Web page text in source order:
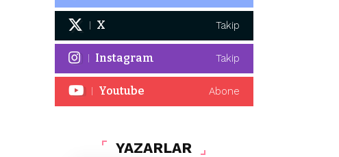
X Takip
Instagram Takip
Youtube Abone
YAZARLAR